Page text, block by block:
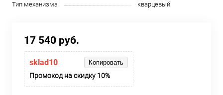
Тип механизма
кварцевый
17 540 руб.
sklad10 Копировать
Промокод на скидку 10%